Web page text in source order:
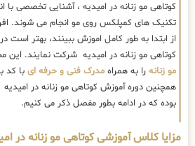
کوتاهی مو زنانه در امیدیه ، آشنایی تخصصی با
تکنیک های کمپلکس روی مو انجام می شوند.
از ابتدا به طور کامل اموزش ببینند، بهتر
کوتاهی مو زنانه در امیدیه شرکت نمایند. این
مو زنانه را به همراه مدرک فنی و حرفه ای با کد
همچنین دوره آموزش کوتاهی مو زنانه در
بوده که در ادامه بطور مفصل ذکر می کنیم.
مزایا کلاس آموزشی کوتاهی مو زنانه در